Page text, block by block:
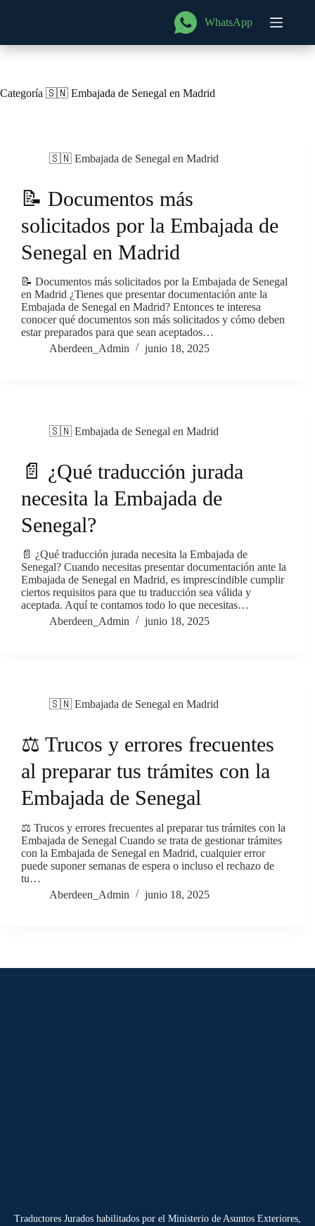
WhatsApp
Categoría 🇸🇳 Embajada de Senegal en Madrid
🇸🇳 Embajada de Senegal en Madrid
📝 Documentos más
solicitados por la Embajada de
Senegal en Madrid
📝 Documentos más solicitados por la Embajada de Senegal
en Madrid ¿Tienes que presentar documentación ante la
Embajada de Senegal en Madrid? Entonces te interesa
conocer qué documentos son más solicitados y cómo deben
estar preparados para que sean aceptados…
Aberdeen_Admin
junio 18, 2025
🇸🇳 Embajada de Senegal en Madrid
📄 ¿Qué traducción jurada
necesita la Embajada de
Senegal?
📄 ¿Qué traducción jurada necesita la Embajada de
Senegal? Cuando necesitas presentar documentación ante la
Embajada de Senegal en Madrid, es imprescindible cumplir
ciertos requisitos para que tu traducción sea válida y
aceptada. Aquí te contamos todo lo que necesitas…
Aberdeen_Admin
junio 18, 2025
🇸🇳 Embajada de Senegal en Madrid
⚖️ Trucos y errores frecuentes
al preparar tus trámites con la
Embajada de Senegal
⚖️ Trucos y errores frecuentes al preparar tus trámites con la
Embajada de Senegal Cuando se trata de gestionar trámites
con la Embajada de Senegal en Madrid, cualquier error
puede suponer semanas de espera o incluso el rechazo de
tu…
Aberdeen_Admin
junio 18, 2025
Traductores Jurados habilitados por el Ministerio de Asuntos Exteriores,